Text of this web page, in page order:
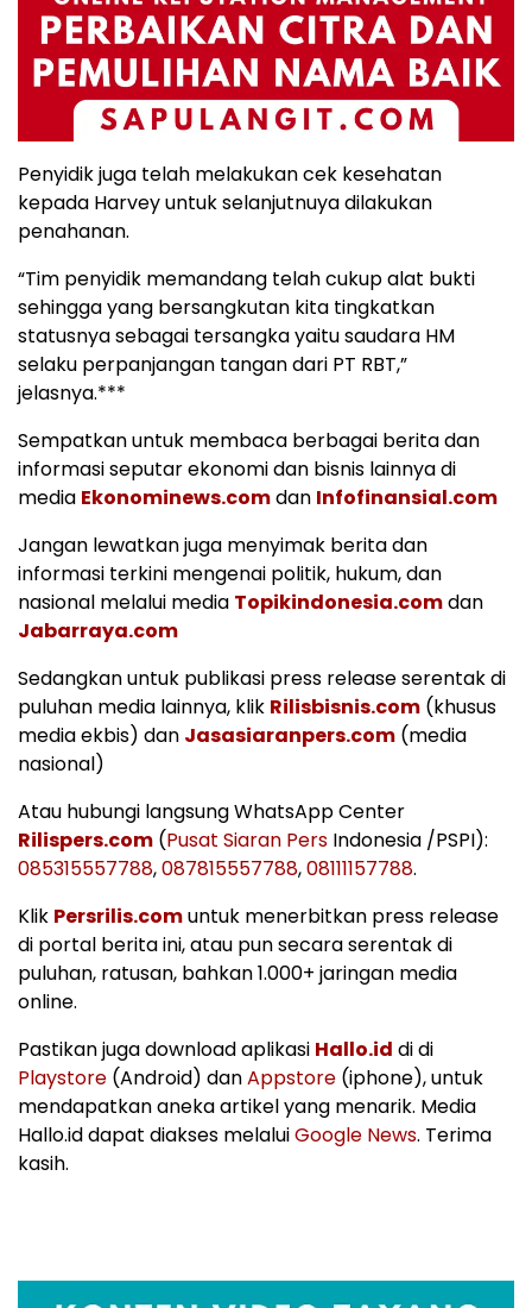
Penyidik juga telah melakukan cek kesehatan
kepada Harvey untuk selanjutnuya dilakukan
penahanan.
“Tim penyidik memandang telah cukup alat bukti
sehingga yang bersangkutan kita tingkatkan
statusnya sebagai tersangka yaitu saudara HM
selaku perpanjangan tangan dari PT RBT,”
jelasnya.***
Sempatkan untuk membaca berbagai berita dan
informasi seputar ekonomi dan bisnis lainnya di
media Ekonominews.comdan Infofinansial.com
Jangan lewatkan juga menyimak berita dan
informasi terkini mengenai politik, hukum, dan
nasional melalui media Topikindonesia.comdan
Jabarraya.com
Sedangkan untuk publikasi press release serentak di
puluhan media lainnya, klik Rilisbisnis.com (khusus
media ekbis) dan Jasasiaranpers.com (media
nasional)
Atau hubungi langsung WhatsApp Center
Rilispers.com (Pusat Siaran Pers Indonesia /PSPI):
085315557788,087815557788,08111157788.
Klik Persrilis.comuntuk menerbitkan press release
di portal berita ini, atau pun secara serentak di
puluhan, ratusan, bahkan 1.000+ jaringan media
online.
Pastikan juga download aplikasi Hallo.id di di
Playstore (Android) danAppstore (iphone), untuk
mendapatkan aneka artikel yang menarik. Media
Hallo.id dapat diakses melaluiGoogle News. Terima
kasih.